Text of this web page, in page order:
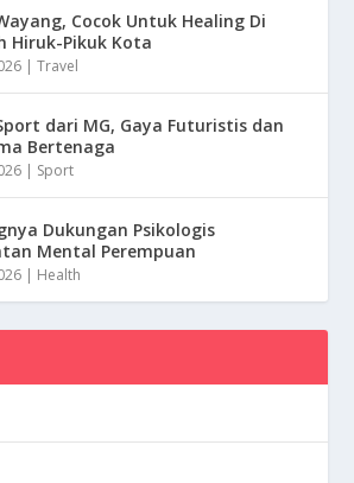
Cocok Untuk Healing Di
Hiruk-Pikuk Kota
|Travel
dari MG, Gaya Futuristis dan
Bertenaga
| Sport
Dukungan Psikologis
Mental Perempuan
| Health